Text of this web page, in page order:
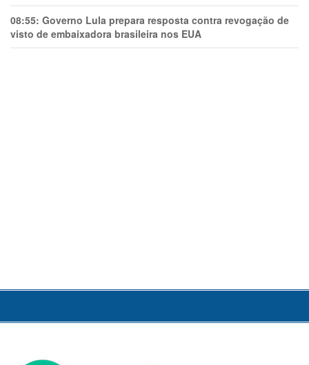
08:55: Governo Lula prepara resposta contra revogação de
visto de embaixadora brasileira nos EUA